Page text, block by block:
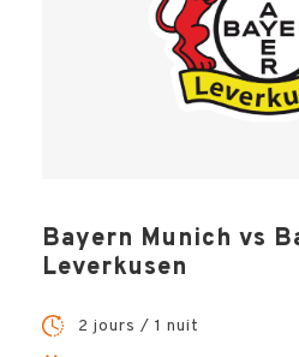
Bayern Munich vs
Leverkusen
2 jours / 1 nuit